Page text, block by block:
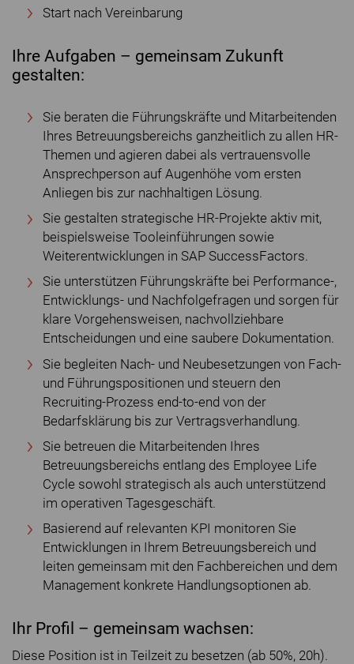
Start nach Vereinbarung
Ihre Aufgaben – gemeinsam Zukunft
gestalten:
Sie beraten die Führungskräfte und Mitarbeitenden
Ihres Betreuungsbereichs ganzheitlich zu allen HR-
Themen und agieren dabei als vertrauensvolle
Ansprechperson auf Augenhöhe vom ersten
Anliegen bis zur nachhaltigen Lösung.
Sie gestalten strategische HR-Projekte aktiv mit,
beispielsweise Tooleinführungen sowie
Weiterentwicklungen in SAP SuccessFactors.
Sie unterstützen Führungskräfte bei Performance-,
Entwicklungs- und Nachfolgefragen und sorgen für
klare Vorgehensweisen, nachvollziehbare
Entscheidungen und eine saubere Dokumentation.
Sie begleiten Nach- und Neubesetzungen von Fach-
und Führungspositionen und steuern den
Recruiting-Prozess end-to-end von der
Bedarfsklärung bis zur Vertragsverhandlung.
Sie betreuen die Mitarbeitenden Ihres
Betreuungsbereichs entlang des Employee Life
Cycle sowohl strategisch als auch unterstützend
im operativen Tagesgeschäft.
Basierend auf relevanten KPI monitoren Sie
Entwicklungen in Ihrem Betreuungsbereich und
leiten gemeinsam mit den Fachbereichen und dem
Management konkrete Handlungsoptionen ab.
Ihr Profil – gemeinsam wachsen:
Diese Position ist in Teilzeit zu besetzen (ab 50%, 20h).